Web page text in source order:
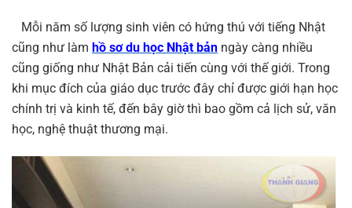
Mỗi năm số lượng sinh viên có hứng thú với tiếng Nhật
cũng như làm hồ sơ du học Nhật bản ngày càng nhiều
cũng giống như Nhật Bản cải tiến cùng với thế giới. Trong
khi mục đích của giáo dục trước đây chỉ được giới hạn học
chính trị và kinh tế, đến bây giờ thì bao gồm cả lịch sử, văn
học, nghệ thuật thương mại.